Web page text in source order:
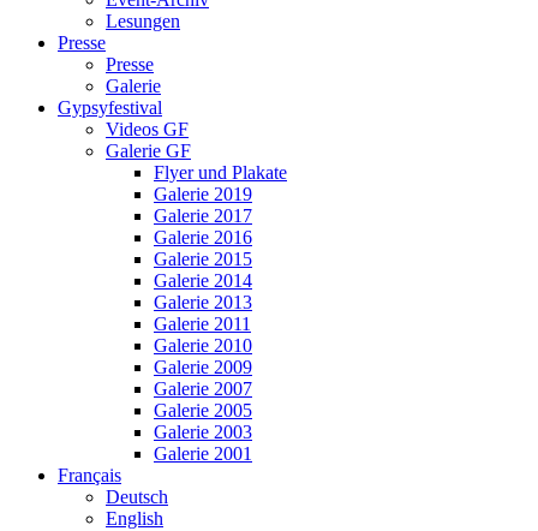
Lesungen
Presse
Presse
Galerie
Gypsyfestival
Videos GF
Galerie GF
Flyer und Plakate
Galerie 2019
Galerie 2017
Galerie 2016
Galerie 2015
Galerie 2014
Galerie 2013
Galerie 2011
Galerie 2010
Galerie 2009
Galerie 2007
Galerie 2005
Galerie 2003
Galerie 2001
Français
Deutsch
English